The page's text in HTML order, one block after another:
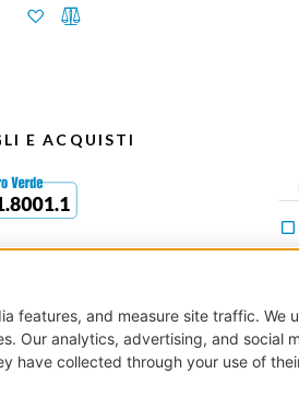
E ACQUISTI
int.vers.